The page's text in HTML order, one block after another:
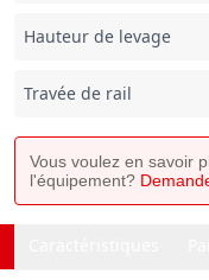
Hauteur de levage
Travée de rail
Vous voulez en savoir
l'équipement?